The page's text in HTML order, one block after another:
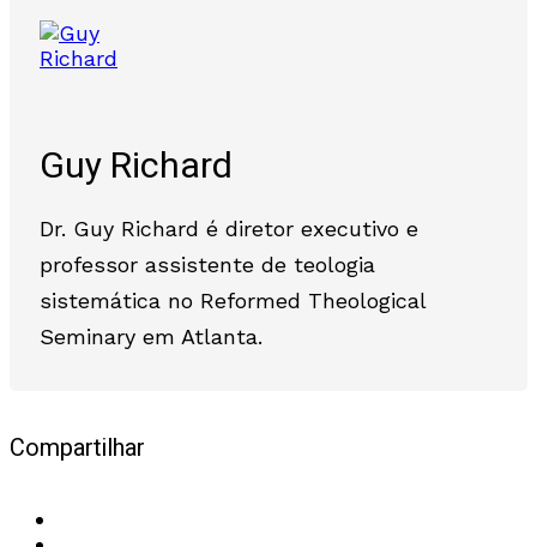
Guy Richard
Dr. Guy Richard é diretor executivo e
professor assistente de teologia
sistemática no Reformed Theological
Seminary em Atlanta.
Compartilhar